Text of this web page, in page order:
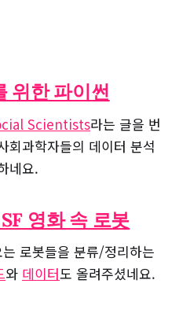
위한 파이썬
Scientists라는 글을 번
회과학자들의 데이터 분석
네요.
영화 속 로봇
로봇들을 분류/정리하는
와 데이터도 올려주셨네요.